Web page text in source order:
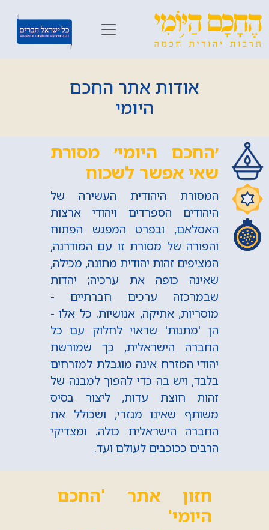
אודות אתר החכם
היומי
׳החכם היומי׳ מסורת
שאי אפשר לשכוח
המסורת היהודית העשירה של
היהודים הספרדים ויהודי ארצות
האסלאם, ובפרט המפגש הפתוח
והפורה של מסורת זו עם המודרנה,
המציפים זהות יהודית מתונה, מכילה,
שאינה כופה את ערכיה; יהדות
שבמרכזה ערכים חברתיים -
מוסריות, אתיקה, אנושיות. כל אלו -
הן 'מתנות' שראוי לחלוק עם כל
החברה הישראלית, כך שמורשת
יהודי המזרח אינה מוגבלת למזרחים
בלבד, ויש בה כדי להפוך למבנה של
זהות חוצת עדות, ליצור בסיס
משותף שאינו מגזרי, ושכולל את
החברה הישראלית כולה. ומצדיקי
הרבים ככוכבים לעולם ועד.
חזון אתר 'החכם
היומי'